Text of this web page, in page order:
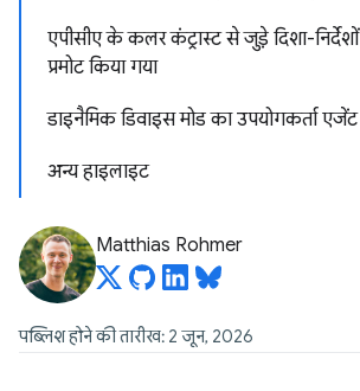
एपीसीए के कलर कंट्रास्ट से जुड़े दिशा-
प्रमोट किया गया
डाइनैमिक डिवाइस मोड का उपयोगकर्ता एजेंट
अन्य हाइलाइट
Matthias Rohmer
पब्लिश होने की तारीख: 2 जून, 2026